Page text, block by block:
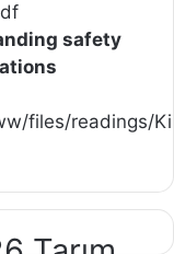
safety
files/readings/Ki